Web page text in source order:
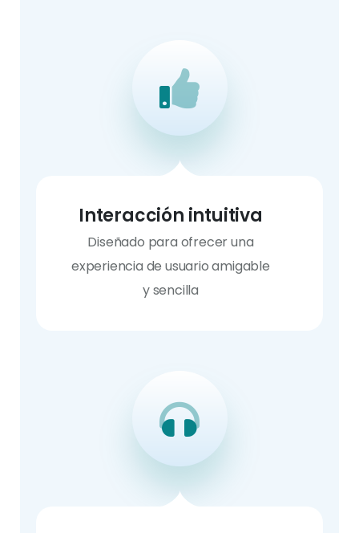
Interacción intuitiva
Diseñado para ofrecer una
experiencia de usuario amigable
y sencilla